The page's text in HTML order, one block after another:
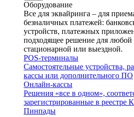
Оборудование
Все для эквайринга – для
безналичных платежей:
устройств, платежных
подходящее решение для любой
стационарной или выездной.
POS-терминалы
Самостоятельные устройства,
кассы или дополнительного ПО
Онлайн-кассы
Решения «все в одном»,
зарегистрированные в реестре
Пинпады